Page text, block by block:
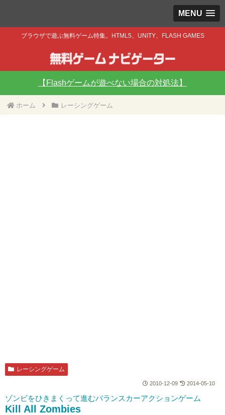
MENU
ブラウザで遊ぶ無料ゲーム特集。HTML5、UNITY、FLASH GAMES
【Flashゲームが遊べない場合の対処法】
ホーム レーシングゲーム
レーシングゲーム
2010-12-09 2014-05-10
ゾンビをひきまくって進むバランスカーアクションゲーム
Kill All Zombies